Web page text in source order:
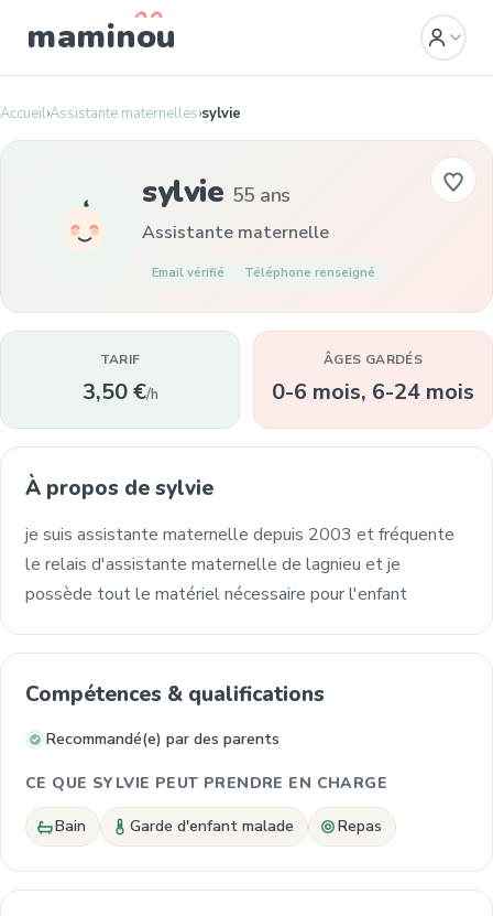
maminou
Accueil›Assistante maternelles›sylvie
sylvie 55 ans
Assistante maternelle
Email vérifié Téléphone renseigné
TARIF
3,50 €/h
ÂGES GARDÉS
0-6 mois, 6-24 mois
À propos de sylvie
je suis assistante maternelle depuis 2003 et fréquente
le relais d'assistante maternelle de lagnieu et je
possède tout le matériel nécessaire pour l'enfant
Compétences & qualifications
Recommandé(e) par des parents
CE QUE SYLVIE PEUT PRENDRE EN CHARGE
Bain Garde d'enfant malade Repas